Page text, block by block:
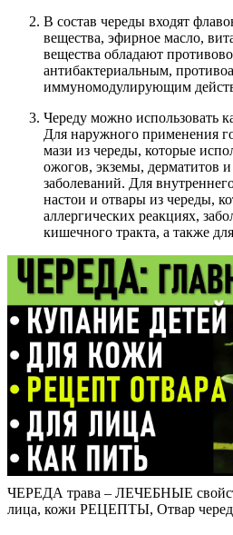
В состав череды входят
вещества, эфирное масло,
вещества обладают
антибактериальным,
иммуномодулирующим
Череду можно использовать
Для наружного применения
мази из череды, которые
ожогов, экземы, дерматитов
заболеваний. Для
настои и отвары из череды,
аллергических реакциях,
кишечного тракта, а также
ЧЕРЕДА трава – ЛЕЧЕБНЫЕ
лица, кожи РЕЦЕПТЫ, Отвар